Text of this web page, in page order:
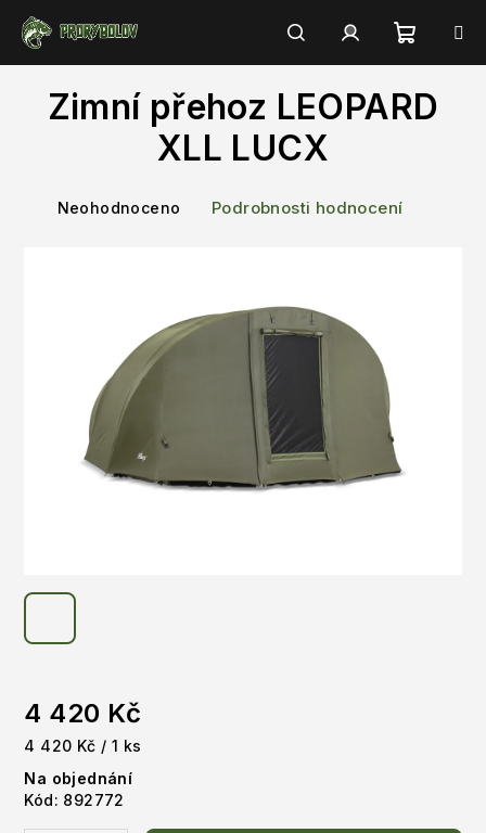
obsah
HledatPřihlášení
4 420 Kč
Měrná
4 420 Kč / 1 ks
Na objednání
Kód: 892772
Zimní přehoz LEOPARD
XLL LUCX
hodnocení
hvězdiček.
Neohodnoceno Podrobnosti hodnocení